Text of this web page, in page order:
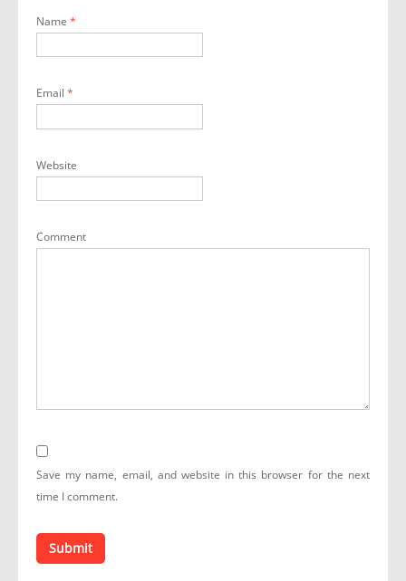
Name *
Email *
Website
Comment
Save my name, email, and website in this browser for the next
time I comment.